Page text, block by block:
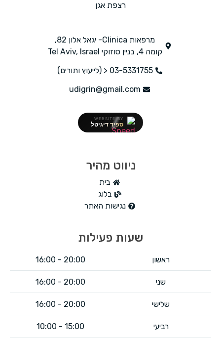
רצפת אגן
מרפאות Clinica- יגאל אלון 82,
קומה 4, בניין סוזוקי Tel Aviv, Israel
03-5331755 < (לייעוץ ותורים)
udigrin@gmail.com
WEBSITE BY
ספיד דיגיטל
ניווט מהיר
בית
בלוג
נגישות האתר
שעות פעילות
ראשון 20:00 - 16:00
שני 20:00 - 16:00​
שלישי 20:00 - 16:00
רביעי 15:00 - 10:00